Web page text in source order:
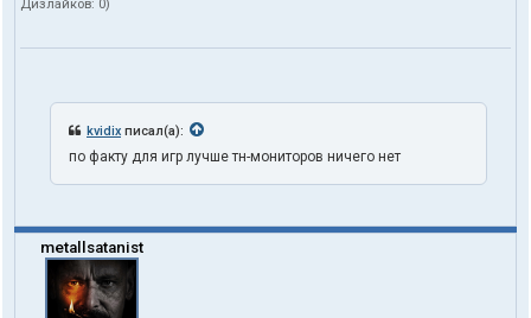
Дизлайков: 0)
kvidix писал(а):
по факту для игр лучше тн-мониторов ничего нет
metallsatanist